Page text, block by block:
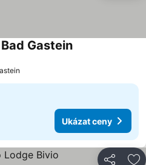
Bad Gastein
Ukázat ceny